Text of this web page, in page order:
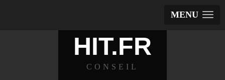
MENU
HIT.FR
CONSEIL